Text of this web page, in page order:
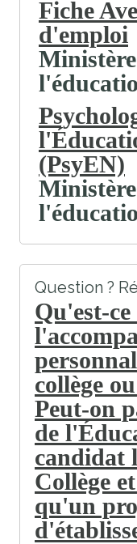
Fiche
d'emploi
(PsyEN)
Question ?
Qu'est-ce
collège
Peut-on
de
candidat
Collège
qu'un